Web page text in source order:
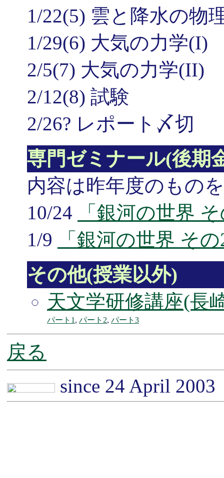
1/22(5) 雲と降水の物
1/29(6) 大気の力学(I)
2/5(7) 大気の力学(II)
2/12(8) 試験
2/26? レポート〆切
専門ゼミナール(後期
内容は昨年度のもの
10/24
「銀河の世界
1/9
「銀河の世界 そ
その他(授業以外)
天文学研修講座(長
パート1 , パート2, パート3
戻る
since 24 April 2003